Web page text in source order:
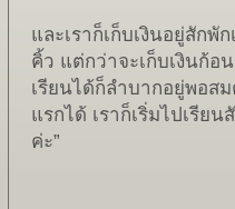
และเราก็เก็บเงินอยู่สักพั
คิ้ว แต่กว่าจะเก็บเงินก้อ
เรียนได้ก็ลำบากอยู่พอส
แรกได้ เราก็เริ่มไปเรียน
ค่ะ”